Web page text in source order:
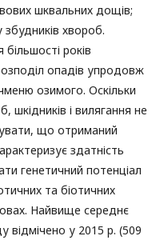
шквальних дощів;
хвороб.
років
опадів упродовж
озимого. Оскільки
шкідників і вилягання не
що отриманий
здатність
генетичний потенціал
та біотичних
Найвище середнє
відмічено у 2015 р. (509